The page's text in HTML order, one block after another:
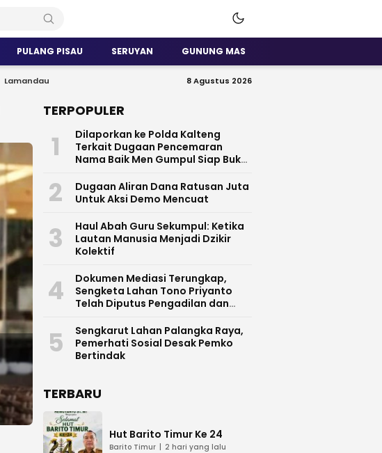
PULANG PISAU SERUYAN GUNUNG MAS
Lamandau 8 Agustus 2026
TERPOPULER
1
Dilaporkan ke Polda Kalteng
Terkait Dugaan Pencemaran
Nama Baik Men Gumpul Siap Buka
2
Dugaan Aliran Dana Ratusan Juta
Untuk Aksi Demo Mencuat
3
Haul Abah Guru Sekumpul: Ketika
Lautan Manusia Menjadi Dzikir
Kolektif
4
​Dokumen Mediasi Terungkap,
Sengketa Lahan Tono Priyanto
Telah Diputus Pengadilan dan
5
Sengkarut Lahan Palangka Raya,
Pemerhati Sosial Desak Pemko
Bertindak
TERBARU
Hut Barito Timur Ke 24
Barito Timur 2 hari yang lalu